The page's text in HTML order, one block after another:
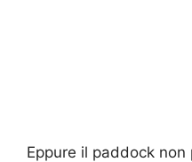
Eppure il paddock